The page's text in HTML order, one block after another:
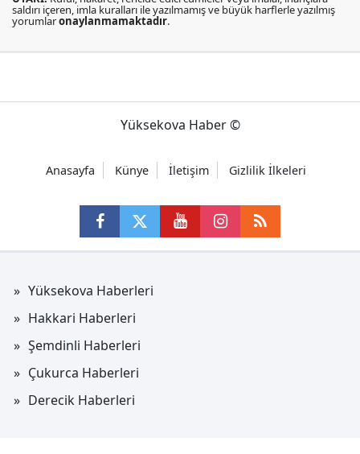
saldırı içeren, imla kuralları ile yazılmamış ve büyük harflerle yazılmış
yorumlaronaylanmamaktadır.
Yüksekova Haber ©
Anasayfa Künye İletişim Gizlilik İlkeleri
Yüksekova Haberleri
Hakkari Haberleri
Şemdinli Haberleri
Çukurca Haberleri
Derecik Haberleri